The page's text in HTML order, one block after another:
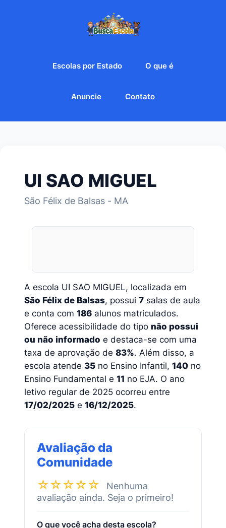
Escolas por Estado O que é
Anuncie Contato
UI SAO MIGUEL
São Félix de Balsas - MA
A escola UI SAO MIGUEL, localizada em
São Félix de Balsas, possui 7 salas de aula
e conta com 186 alunos matriculados.
Oferece acessibilidade do tipo não possui
ou não informado e destaca-se com uma
taxa de aprovação de 83%. Além disso, a
escola atende 35 no Ensino Infantil, 140 no
Ensino Fundamental e 11 no EJA. O ano
letivo regular de 2025 ocorreu entre
17/02/2025 e 16/12/2025.
Avaliação da
Comunidade
☆☆☆☆☆
Nenhuma
avaliação ainda. Seja o primeiro!
O que você acha desta escola?